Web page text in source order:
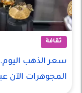
ثقافة
سعر الذهب
المجوهرات الآن